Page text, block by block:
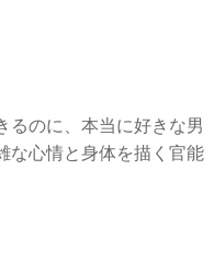
るのに、本当に好きな男
な心情と身体を描く官能